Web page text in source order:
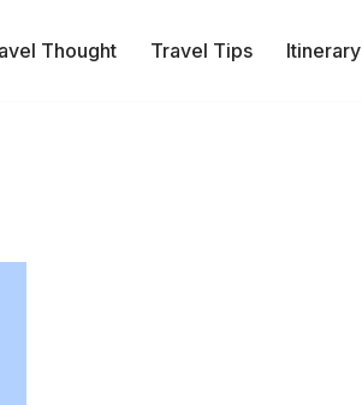
Thought Travel Tips Itinerary